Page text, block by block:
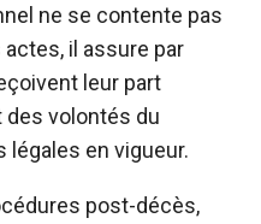
ne se contente pas
il assure par
leur part
des volontés du
en vigueur.
post-décès,